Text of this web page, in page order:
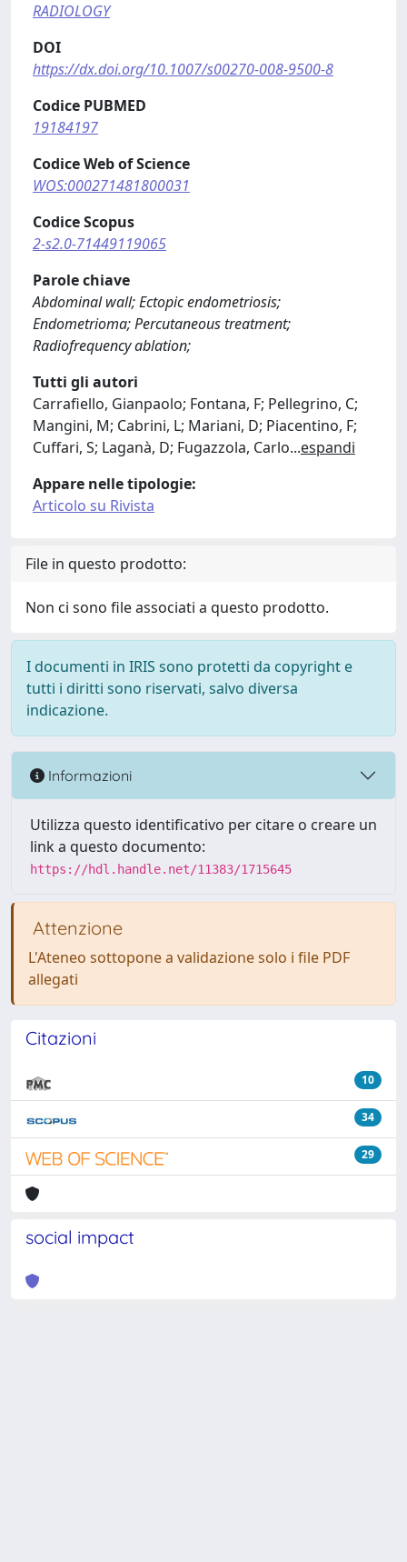
RADIOLOGY
DOI
https://dx.doi.org/10.1007/s00270-008-9500-8
Codice PUBMED
19184197
Codice Web of Science
WOS:000271481800031
Codice Scopus
2-s2.0-71449119065
Parole chiave
Abdominal wall; Ectopic endometriosis;
Endometrioma; Percutaneous treatment;
Radiofrequency ablation;
Tutti gli autori
Carrafiello, Gianpaolo; Fontana, F; Pellegrino, C;
Mangini, M; Cabrini, L; Mariani, D; Piacentino, F;
Cuffari, S; Laganà, D; Fugazzola, Carlo...espandi
Appare nelle tipologie:
Articolo su Rivista
File in questo prodotto:
Non ci sono file associati a questo prodotto.
I documenti in IRIS sono protetti da copyright e
tutti i diritti sono riservati, salvo diversa
indicazione.
Informazioni
Utilizza questo identificativo per citare o creare un
link a questo documento:
https://hdl.handle.net/11383/1715645
Attenzione
L'Ateneo sottopone a validazione solo i file PDF
allegati
Citazioni
10
34
29
social impact